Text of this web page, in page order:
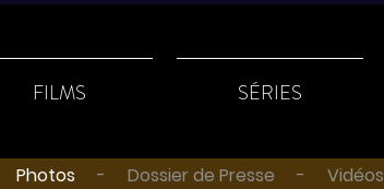
FILMS SÉRIES
Photos - Dossier de Presse - Vidéos